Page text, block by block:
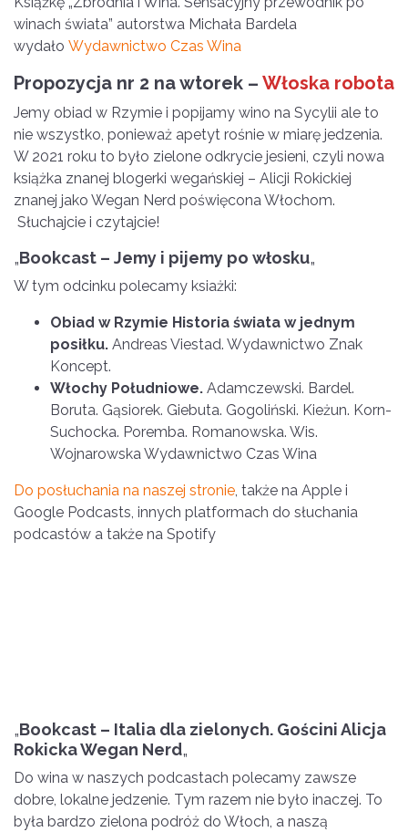
winach świata” autorstwa Michała Bardela
wydało Wydawnictwo Czas Wina
Propozycja nr 2 na wtorek – Włoska robota
Jemy obiad w Rzymie i popijamy wino na Sycylii ale to
nie wszystko, ponieważ apetyt rośnie w miarę jedzenia.
W 2021 roku to było zielone odkrycie jesieni, czyli nowa
książka znanej blogerki wegańskiej – Alicji Rokickiej
znanej jako Wegan Nerd poświęcona Włochom.
Słuchajcie i czytajcie!
„Bookcast – Jemy i pijemy po włosku„
W tym odcinku polecamy ksiażki:
Obiad w Rzymie Historia świata w jednym
posiłku. Andreas Viestad. Wydawnictwo Znak
Koncept.
Włochy Południowe. Adamczewski. Bardel.
Boruta. Gąsiorek. Giebuta. Gogoliński. Kieżun. Korn-
Suchocka. Poremba. Romanowska. Wis.
Wojnarowska Wydawnictwo Czas Wina
Do posłuchania na naszej stronie, także na Apple i
Google Podcasts, innych platformach do słuchania
podcastów a także na Spotify
„Bookcast – Italia dla zielonych. Gościni Alicja
Rokicka Wegan Nerd„
Do wina w naszych podcastach polecamy zawsze
dobre, lokalne jedzenie. Tym razem nie było inaczej. To
była bardzo zielona podróż do Włoch, a naszą